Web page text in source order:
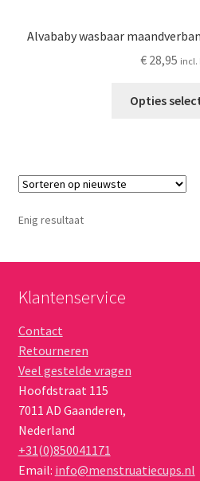
Alvababy wasbaar
€28,95 incl.
Opties
Enig resultaat
Klantenservice
Contact
Retourneren
Veel gestelde vragen
Hoofdstraat 115
7011 AD Gaanderen,
Nederland
+31(0)850041171
Email: info@menstruatiecups.nl